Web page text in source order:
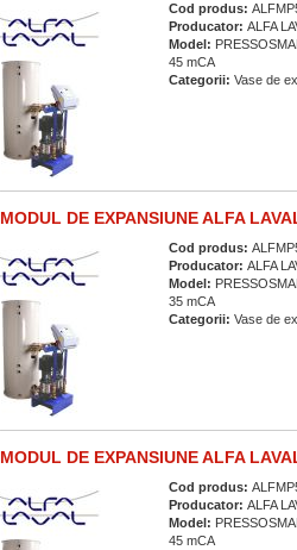
Cod produs:
Producator:ALFA
Model:
45 mCA
Categorii:Vase de
MODUL DE EXPANSIUNE ALFA
Cod produs:
Producator:ALFA
Model:
35 mCA
Categorii:Vase de
MODUL DE EXPANSIUNE ALFA
Cod produs:
Producator:ALFA
Model:
45 mCA